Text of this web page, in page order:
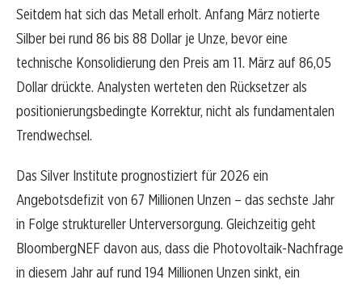
Seitdem hat sich das Metall erholt. Anfang März notierte
Silber bei rund 86 bis 88 Dollar je Unze, bevor eine
technische Konsolidierung den Preis am 11. März auf 86,05
Dollar drückte. Analysten werteten den Rücksetzer als
positionierungsbedingte Korrektur, nicht als fundamentalen
Trendwechsel.
Das Silver Institute prognostiziert für 2026 ein
Angebotsdefizit von 67 Millionen Unzen – das sechste Jahr
in Folge struktureller Unterversorgung. Gleichzeitig geht
BloombergNEF davon aus, dass die Photovoltaik-Nachfrage
in diesem Jahr auf rund 194 Millionen Unzen sinkt, ein